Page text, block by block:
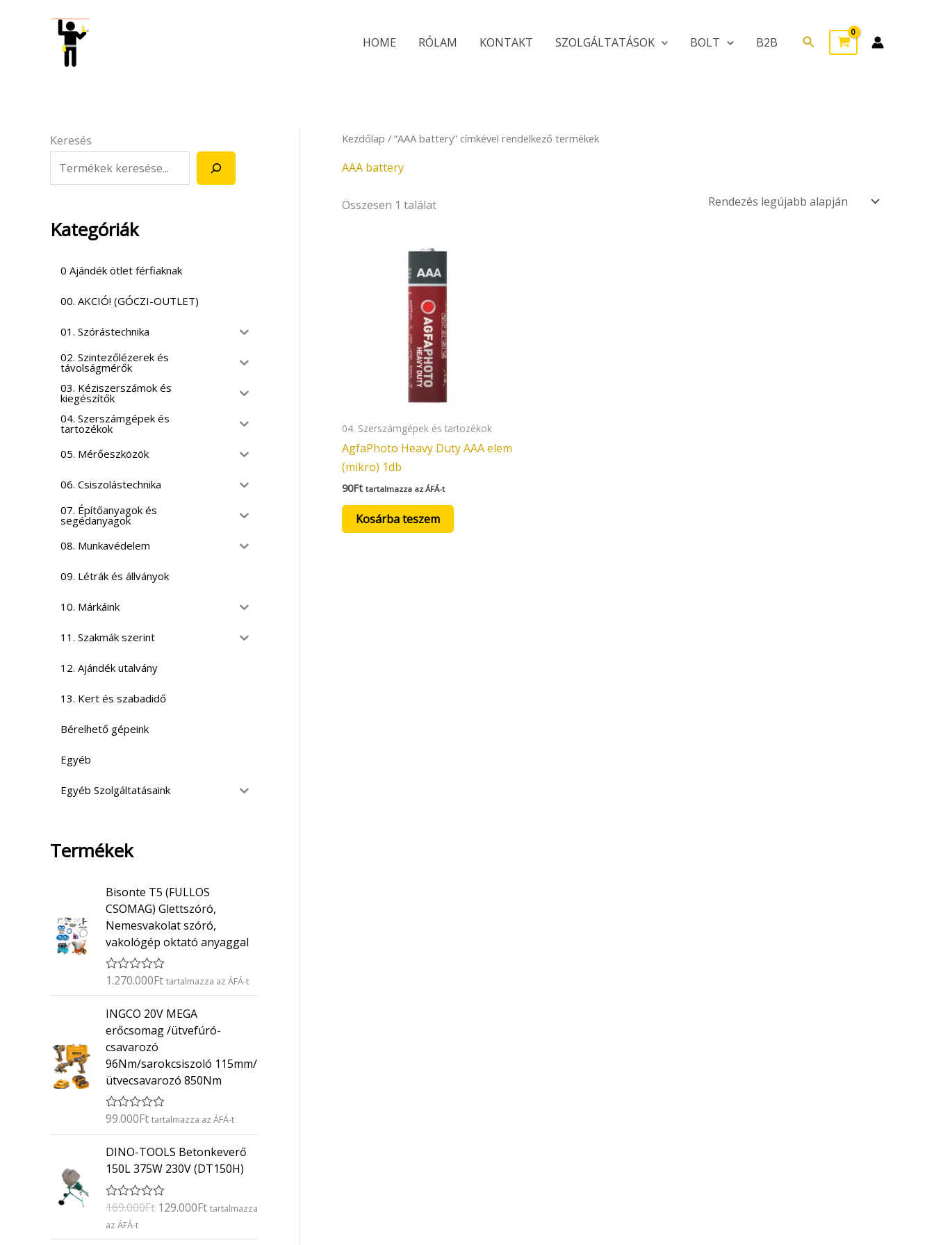
HOME RÓLAM KONTAKT SZOLGÁLTATÁSOK BOLT B2B Search
Keresés
Kategóriák
0 Ajándék ötlet férfiaknak
00. AKCIÓ! (GÓCZI-OUTLET)
01. Szórástechnika
02. Szintezőlézerek és
távolságmérők
03. Kéziszerszámok és
kiegészítők
04. Szerszámgépek és
tartozékok
05. Mérőeszközök
06. Csiszolástechnika
07. Építőanyagok és
segédanyagok
08. Munkavédelem
09. Létrák és állványok
10. Márkáink
11. Szakmák szerint
12. Ajándék utalvány
13. Kert és szabadidő
Bérelhető gépeink
Egyéb
Egyéb Szolgáltatásaink
Termékek
Bisonte T5 (FULLOS
CSOMAG) Glettszóró,
Nemesvakolat szóró,
vakológép oktató anyaggal
É
é
e
l
é
s
:
/
5
1.270.000Ft tartalmazza az ÁFÁ-t
INGCO 20V MEGA
erőcsomag /ütvefúró-
csavarozó
96Nm/sarokcsiszoló 115mm/
ütvecsavarozó 850Nm
É
é
k
e
é
s
0
/
99.000Ft tartalmazza az ÁFÁ-t
DINO-TOOLS Betonkeverő
150L 375W 230V (DT150H)
É
t
é
169.000Ft
O
r
g
129.000Ft
C
u
etartalmazza
az ÁFÁ-t
Kezdőlap / “AAA battery” címkével rendelkező termékek
AAA battery
Összesen 1 találat
04. Szerszámgépek és tartozékok
AgfaPhoto Heavy Duty AAA elem
(mikro) 1db
90Ft tartalmazza az ÁFÁ-t
Kosárba teszem